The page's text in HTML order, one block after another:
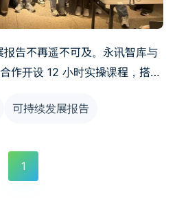
告不再遥不可及。永讯智库与
作开设 12 小时实操课程，搭配
可持续发展报告。
可持续发展报告
1